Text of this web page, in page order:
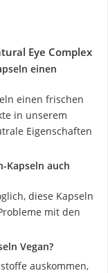
Eye Complex
einen
einen frischen
in unserem
Eigenschaften
Kapseln auch
diese Kapseln
mit den
Vegan?
auskommen,